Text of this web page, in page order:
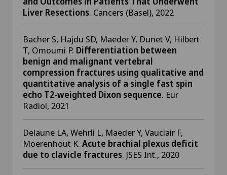
Liver Resections. Cancers (Basel), 2022
Bacher S, Hajdu SD, Maeder Y, Dunet V, Hilbert
T, Omoumi P. Differentiation between
benign and malignant vertebral
compression fractures using qualitative and
quantitative analysis of a single fast spin
echo T2-weighted Dixon sequence. Eur
Radiol, 2021
Delaune LA, Wehrli L, Maeder Y, Vauclair F,
Moerenhout K. Acute brachial plexus deficit
due to clavicle fractures. JSES Int., 2020